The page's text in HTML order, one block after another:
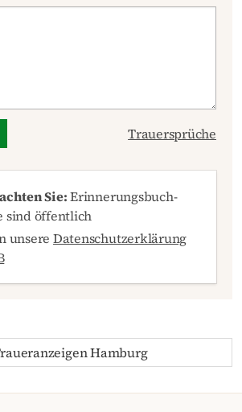
Trauersprüche
Sie:Erinnerungsbuch-
sind öffentlich
unsere Datenschutzerklärung
Hamburg